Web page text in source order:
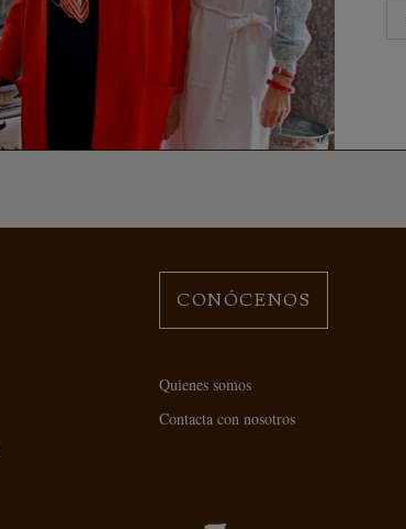
CONÓCENOS
Quienes somos
Contacta con nosotros